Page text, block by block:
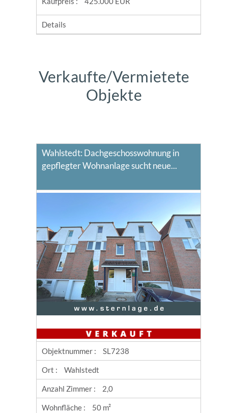
Details
Verkaufte/Vermietete
Objekte
Wahlstedt: Dachgeschosswohnung in
gepflegter Wohnanlage sucht neue...
Objektnummer : SL7238
Ort : Wahlstedt
Anzahl Zimmer : 2,0
Wohnfläche : 50 m²